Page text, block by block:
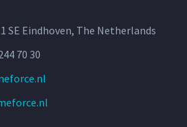
SE Eindhoven, The Netherlands
70 30